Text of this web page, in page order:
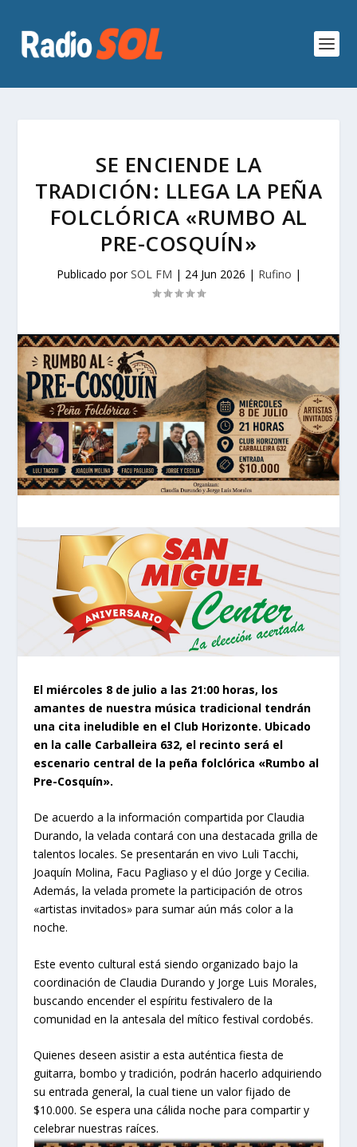
SE ENCIENDE LA
TRADICIÓN: LLEGA LA PEÑA
FOLCLÓRICA «RUMBO AL
PRE-COSQUÍN»
Publicado porSOL FM | 24 Jun 2026 | Rufino |
El miércoles 8 de julio a las 21:00 horas, los
amantes de nuestra música tradicional tendrán
una cita ineludible en el Club Horizonte. Ubicado
en la calle Carballeira 632, el recinto será el
escenario central de la peña folclórica «Rumbo al
Pre-Cosquín».
De acuerdo a la información compartida por Claudia
Durando, la velada contará con una destacada grilla de
talentos locales. Se presentarán en vivo Luli Tacchi,
Joaquín Molina, Facu Pagliaso y el dúo Jorge y Cecilia.
Además, la velada promete la participación de otros
«artistas invitados» para sumar aún más color a la
noche.
Este evento cultural está siendo organizado bajo la
coordinación de Claudia Durando y Jorge Luis Morales,
buscando encender el espíritu festivalero de la
comunidad en la antesala del mítico festival cordobés.
Quienes deseen asistir a esta auténtica fiesta de
guitarra, bombo y tradición, podrán hacerlo adquiriendo
su entrada general, la cual tiene un valor fijado de
$10.000. Se espera una cálida noche para compartir y
celebrar nuestras raíces.